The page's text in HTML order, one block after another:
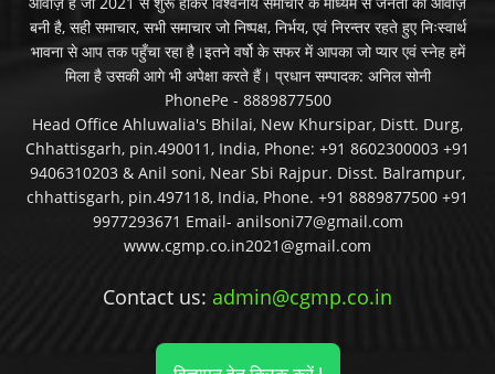
बनी है, सही समाचार, सभी समाचार जो निष्पक्ष, निर्भय, एवं निरन्तर रहते हुए निःस्वार्थ
भावना से आप तक पहुँचा रहा है।इतने वर्षो के सफर में आपका जो प्यार एवं स्नेह हमें
मिला है उसकी आगे भी अपेक्षा करते हैं। प्रधान सम्पादक: अनिल सोनी
PhonePe - 8889877500
Head Office Ahluwalia's Bhilai, New Khursipar, Distt. Durg,
Chhattisgarh, pin.490011, India, Phone: +91 8602300003 +91
9406310203 & Anil soni, Near Sbi Rajpur. Disst. Balrampur,
chhattisgarh, pin.497118, India, Phone. +91 8889877500 +91
9977293671 Email- anilsoni77@gmail.com
www.cgmp.co.in2021@gmail.com
Contact us: admin@cgmp.co.in